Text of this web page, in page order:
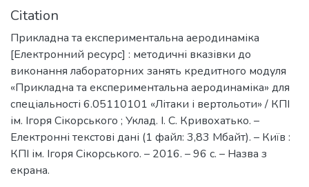
Citation
Прикладна та експериментальна аеродинаміка
[Електронний ресурс] : методичні вказівки до
виконання лабораторних занять кредитного модуля
«Прикладна та експериментальна аеродинаміка» для
спеціальності 6.05110101 «Літаки і вертольоти» / КПІ
ім. Ігоря Сікорського ; Уклад. І. С. Кривохатько. –
Електронні текстові дані (1 файл: 3,83 Мбайт). – Київ :
КПІ ім. Ігоря Сікорського. – 2016. – 96 с. – Назва з
екрана.